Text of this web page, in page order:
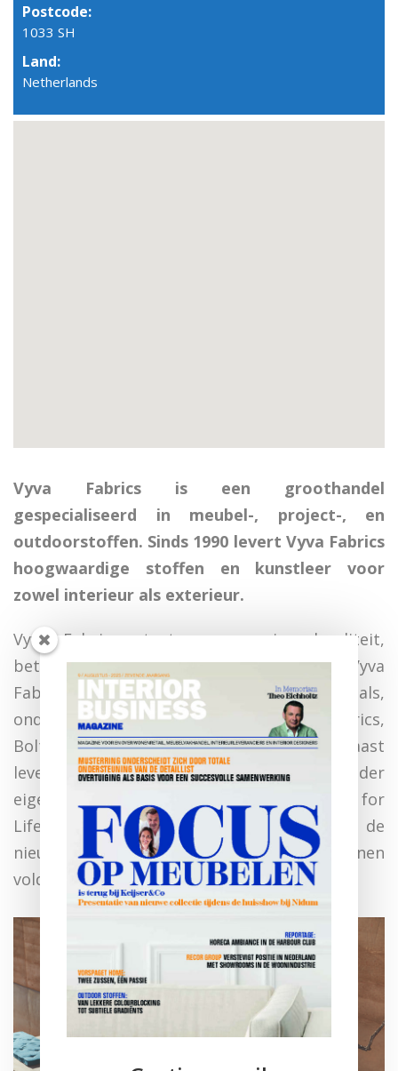
Postcode:
1033 SH
Land:
Netherlands
Vyva Fabrics is een groothandel
gespecialiseerd in meubel-, project-, en
outdoorstoffen. Sinds 1990 levert Vyva Fabrics
hoogwaardige stoffen en kunstleer voor
zowel interieur als exterieur.
Vyva Fabrics staat voor service, kwaliteit,
betrouwbaarheid en snelle leveringen.Vyva
Fabrics werkt samen met wereldmerken zoals,
onder andere, Sunbrella, 4 outdoor fabrics,
Boltaflex, Dinamica en Silverguard. Daarnaast
levert Vyva Fabrics diverse materialen onder
eigen naam; F.4.L. wat staat voor Fabrics for
Life. Het bedrijf is altijd op zoek naar de
nieuwste trends om aan uw wensen te kunnen
voldoen.